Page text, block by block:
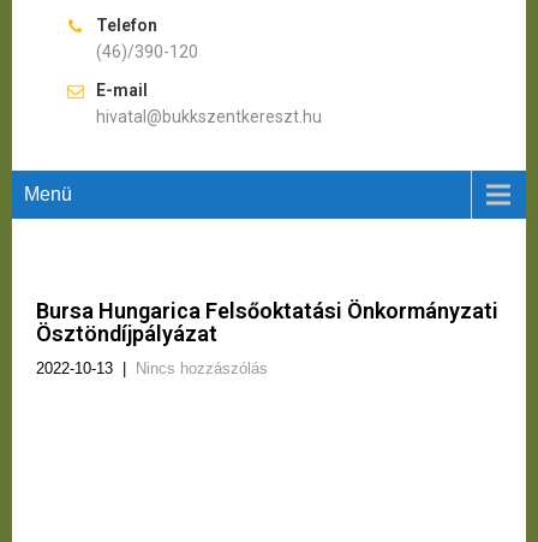
Telefon
(46)/390-120
E-mail
hivatal@bukkszentkereszt.hu
Menü
Bursa Hungarica Felsőoktatási Önkormányzati
Ösztöndíjpályázat
2022-10-13 Nincs hozzászólás